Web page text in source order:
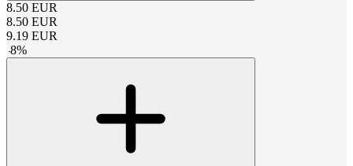
8.50 EUR
8.50 EUR
9.19 EUR
-8%